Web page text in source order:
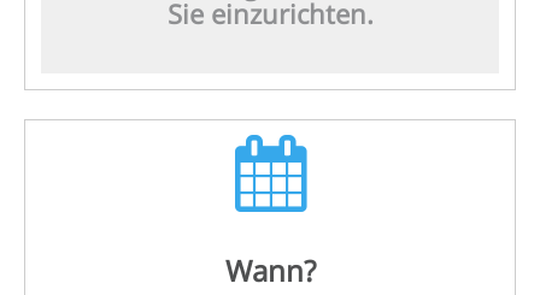
Sie einzurichten.
Wann?